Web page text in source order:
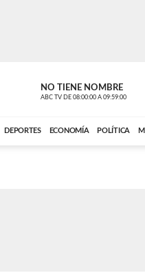
NO TIENE NOMBRE
ABC TV DE 08:00:00 A 09:59:00
DEPORTES ECONOMÍA POLÍTICA